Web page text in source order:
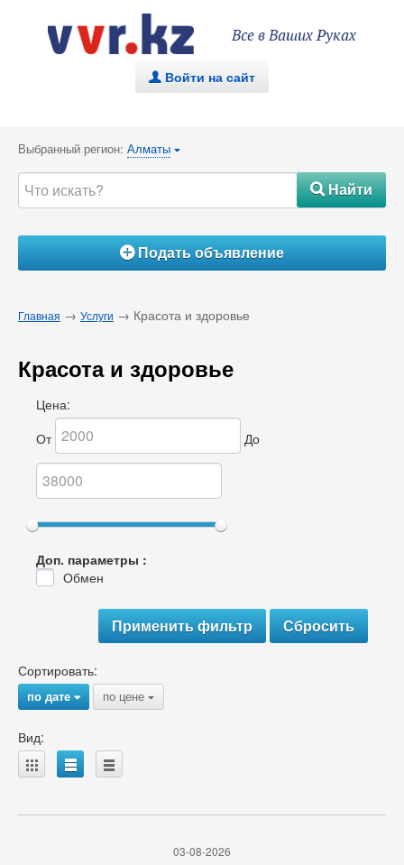
Все в Ваших Руках
. Войти на сайт
Выбранный регион: Алматы {
#Найти
ÁПодать объявление
Главная → Услуги → Красота и здоровье
Красота и здоровье
Цена:
От
До
Доп. параметры :
Обмен
Сортировать:
по дате{ по цене {
Вид:
A B C
03-08-2026